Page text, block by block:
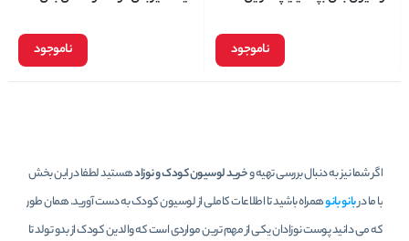
ناموجود ناموجود
اگر شما نیز به دنبال بررسی تهیه وخرید لوسیون کودک و نوزادهستید لطفا در این بخش
با ما دربانو بانوهمراه باشید تا اطلاعات کاملی از لوسیون کودک به دست آورید. همان طور
که می دانید پوست نوزادان یکی از مهم ترین مواردی است که والدین کودک از بدو تولد تا